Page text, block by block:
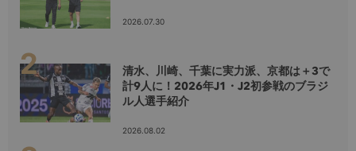
2026.07.30
清水、川崎、千葉に実力派、京都は＋3で
計9人に！2026年J1・J2初参戦のブラジ
ル人選手紹介
2026.08.02